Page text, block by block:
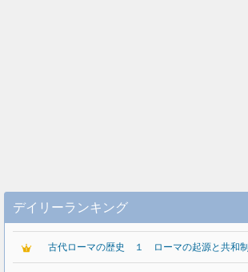
デイリーランキング
古代ローマの歴史 １ ローマの起源と共和制